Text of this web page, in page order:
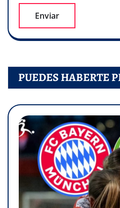
PUEDES HABERTE